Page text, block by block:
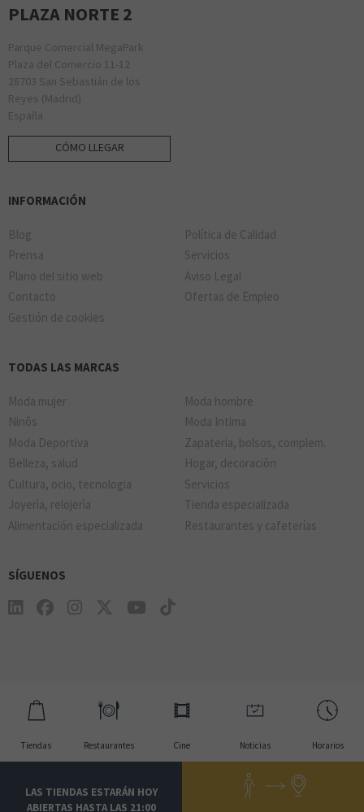
PLAZA NORTE 2
Parque Comercial MegaPark
Plaza del Comercio 11-12
28703 San Sebastián de los
Reyes (Madrid)
España
CÓMO LLEGAR
INFORMACIÓN
Blog
Política de Calidad
Prensa
Servicios
Plano del sitio web
Aviso Legal
Contacto
Ofertas de Empleo
Gestión de cookies
TODAS LAS MARCAS
Moda mujer
Moda hombre
Ninõs
Moda Intima
Moda Deportiva
Zapateria, bolsos, complem.
Belleza, salud
Hogar, decoraciõn
Cultura, ocio, tecnologia
Servicios
Joyerìa, relojerìa
Tienda especializada
Alimentación especializada
Restaurantes y cafeterías
SÍGUENOS
Tiendas Restaurantes Cine Noticias Horarios
LAS TIENDAS ESTARÁN HOY
ABIERTAS HASTA LAS 21:00